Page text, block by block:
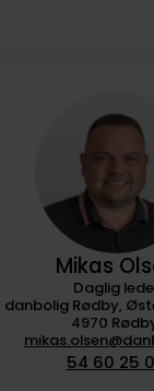
Mikas
Daglig
danbolig Rødby,
4970
54 60 25